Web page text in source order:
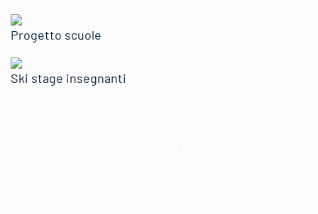
Progetto scuole
Ski stage insegnanti